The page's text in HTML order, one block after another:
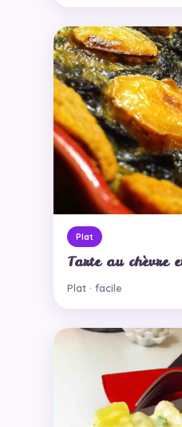
Plat
Tarte au chèvre
Plat · facile